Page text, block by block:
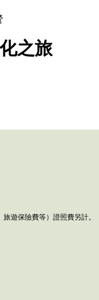
之旅
遊保險費等）證照費另計。